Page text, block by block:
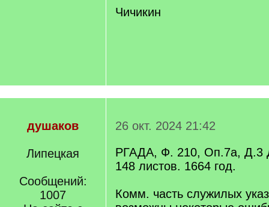
Чичикин
душаков
Липецкая
Сообщений:
1007
26 окт. 2024 21:42
РГАДА, Ф. 210, Оп.7а, Д.3
148 листов. 1664 год.
Комм. часть служилых